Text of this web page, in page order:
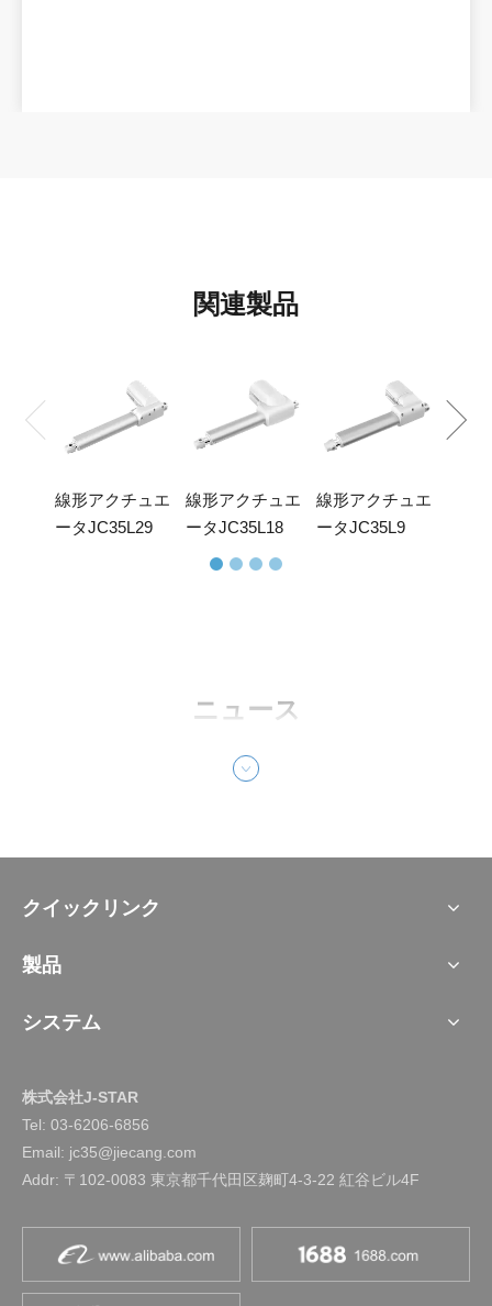
関連製品
線形アクチュエ
ータJC35L29
線形アクチュエ
ータJC35L18
線形アクチュエ
ータJC35L9
ータ
ニュース
クイックリンク
製品
システム
株式会社J-STAR
Tel: 03-6206-6856
Email: jc35@jiecang.com
Addr: 〒102-0083 東京都千代田区麹町4-3-22 紅谷ビル4F